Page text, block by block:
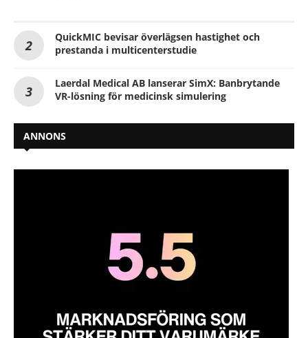
QuickMIC bevisar överlägsen hastighet och
prestanda i multicenterstudie
Laerdal Medical AB lanserar SimX: Banbrytande
VR-lösning för medicinsk simulering
ANNONS